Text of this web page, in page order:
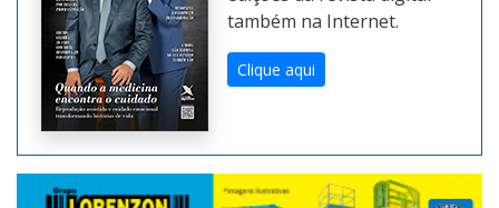
também na Internet.
Clique aqui